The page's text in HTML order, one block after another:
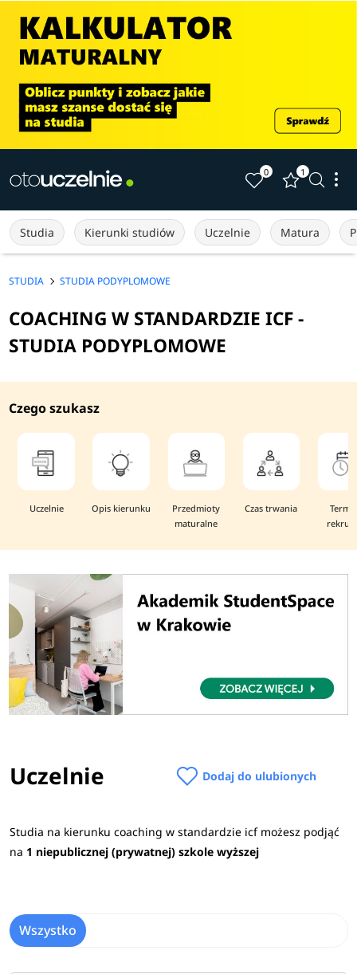
0 1
Studia Kierunki studiów Uczelnie Matura
STUDIA STUDIA PODYPLOMOWE
COACHING W STANDARDZIE ICF -
STUDIA PODYPLOMOWE
Czego szukasz
Uczelnie Opis kierunku
Przedmioty
maturalne
Czas trwania
Uczelnie Dodaj do ulubionych
Studia na kierunku coaching w standardzie icf możesz podjąć
na 1 niepublicznej (prywatnej) szkole wyższej
Wszystko